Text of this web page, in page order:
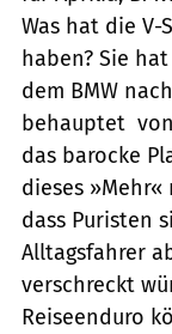
Was hat die
haben? Sie
dem BMW
behauptet 
das barocke
dieses
dass Puristen
Alltagsfahrer
verschreckt
Reiseenduro